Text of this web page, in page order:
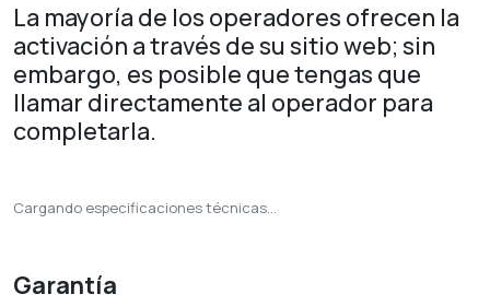
La mayoría de los operadores ofrecen la
activación a través de su sitio web; sin
embargo, es posible que tengas que
llamar directamente al operador para
completarla.
Cargando especificaciones técnicas...
Garantía